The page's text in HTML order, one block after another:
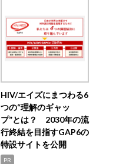
HIV/エイズにまつわる6
つの“理解のギャッ
プ”とは？ 2030年の流
行終結を目指すGAP6の
特設サイトを公開
PR